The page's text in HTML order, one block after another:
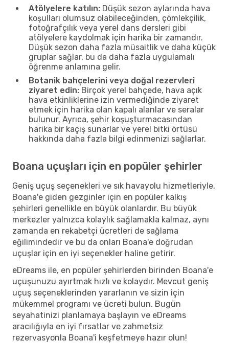
Atölyelere katılın: Düşük sezon aylarında hava
koşulları olumsuz olabileceğinden, çömlekçilik,
fotoğrafçılık veya yerel dans dersleri gibi
atölyelere kaydolmak için harika bir zamandır.
Düşük sezon daha fazla müsaitlik ve daha küçük
gruplar sağlar, bu da daha fazla uygulamalı
öğrenme anlamına gelir.
Botanik bahçelerini veya doğal rezervleri
ziyaret edin: Birçok yerel bahçede, hava açık
hava etkinliklerine izin vermediğinde ziyaret
etmek için harika olan kapalı alanlar ve seralar
bulunur. Ayrıca, şehir koşuşturmacasından
harika bir kaçış sunarlar ve yerel bitki örtüsü
hakkında daha fazla bilgi edinmenizi sağlarlar.
Boana uçuşları için en popüler şehirler
Geniş uçuş seçenekleri ve sık havayolu hizmetleriyle,
Boana'e giden gezginler için en popüler kalkış
şehirleri genellikle en büyük olanlardır. Bu büyük
merkezler yalnızca kolaylık sağlamakla kalmaz, aynı
zamanda en rekabetçi ücretleri de sağlama
eğilimindedir ve bu da onları Boana'e doğrudan
uçuşlar için en iyi seçenekler haline getirir.
eDreams ile, en popüler şehirlerden birinden Boana'e
uçuşunuzu ayırtmak hızlı ve kolaydır. Mevcut geniş
uçuş seçeneklerinden yararlanın ve sizin için
mükemmel programı ve ücreti bulun. Bugün
seyahatinizi planlamaya başlayın ve eDreams
aracılığıyla en iyi fırsatlar ve zahmetsiz
rezervasyonla Boana'i keşfetmeye hazır olun!